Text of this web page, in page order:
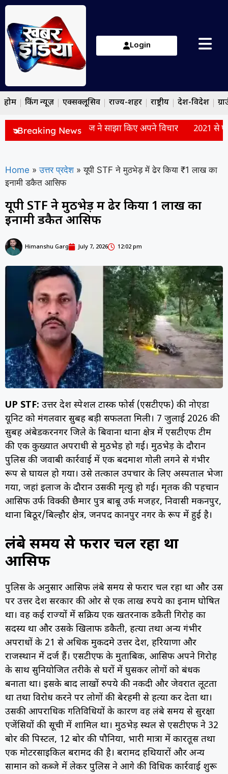
Login
होम ब्रेकिंग न्यूज़ एक्सक्लूसिव राज्य-शहर राष्ट्रीय देश-विदेश
Breaking News
है अहम, पूर्व बल्लेबाज ने साझा किए अपने विचार 2021 से
Home » उत्तर प्रदेश » यूपी STF ने मुठभेड़ में ढेर किया ₹1 लाख का
इनामी डकैत आसिफ
यूपी STF ने मुठभेड़ में ढेर किया ₹1 लाख का
इनामी डकैत आसिफ
Himanshu Garg July 7, 2026 12:02 pm
UP STF: उत्तर प्रदेश स्पेशल टास्क फोर्स (एसटीएफ) की नोएडा
यूनिट को मंगलवार सुबह बड़ी सफलता मिली। 7 जुलाई 2026 की
सुबह अंबेडकरनगर जिले के बिवाना थाना क्षेत्र में एसटीएफ टीम
की एक कुख्यात अपराधी से मुठभेड़ हो गई। मुठभेड़ के दौरान
पुलिस की जवाबी कार्रवाई में एक बदमाश गोली लगने से गंभीर
रूप से घायल हो गया। उसे तत्काल उपचार के लिए अस्पताल भेजा
गया, जहां इलाज के दौरान उसकी मृत्यु हो गई। मृतक की पहचान
आसिफ उर्फ विक्की छैमार पुत्र बाबू उर्फ मजहर, निवासी मकनपुर,
थाना बिठूर/बिल्हौर क्षेत्र, जनपद कानपुर नगर के रूप में हुई है।
लंबे समय से फरार चल रहा था
आसिफ
पुलिस के अनुसार आसिफ लंबे समय से फरार चल रहा था और उस
पर उत्तर प्रदेश सरकार की ओर से एक लाख रुपये का इनाम घोषित
था। वह कई राज्यों में सक्रिय एक खतरनाक डकैती गिरोह का
सदस्य था और उसके खिलाफ डकैती, हत्या तथा अन्य गंभीर
अपराधों के 21 से अधिक मुकदमे उत्तर प्रदेश, हरियाणा और
राजस्थान में दर्ज हैं। एसटीएफ के मुताबिक, आसिफ अपने गिरोह
के साथ सुनियोजित तरीके से घरों में घुसकर लोगों को बंधक
बनाता था। इसके बाद लाखों रुपये की नकदी और जेवरात लूटता
था तथा विरोध करने पर लोगों की बेरहमी से हत्या कर देता था।
उसकी आपराधिक गतिविधियों के कारण वह लंबे समय से सुरक्षा
एजेंसियों की सूची में शामिल था। मुठभेड़ स्थल से एसटीएफ ने 32
बोर की पिस्टल, 12 बोर की पौनिया, भारी मात्रा में कारतूस तथा
एक मोटरसाइकिल बरामद की है। बरामद हथियारों और अन्य
सामान को कब्जे में लेकर पुलिस ने आगे की विधिक कार्रवाई शुरू